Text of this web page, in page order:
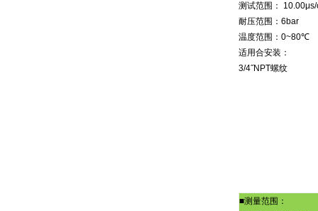
测试范围：
10.00μ
耐压范围： 6bar
温度范围： 0~80℃
适用合安装：
3/4˝NPT螺纹
■测量范围：